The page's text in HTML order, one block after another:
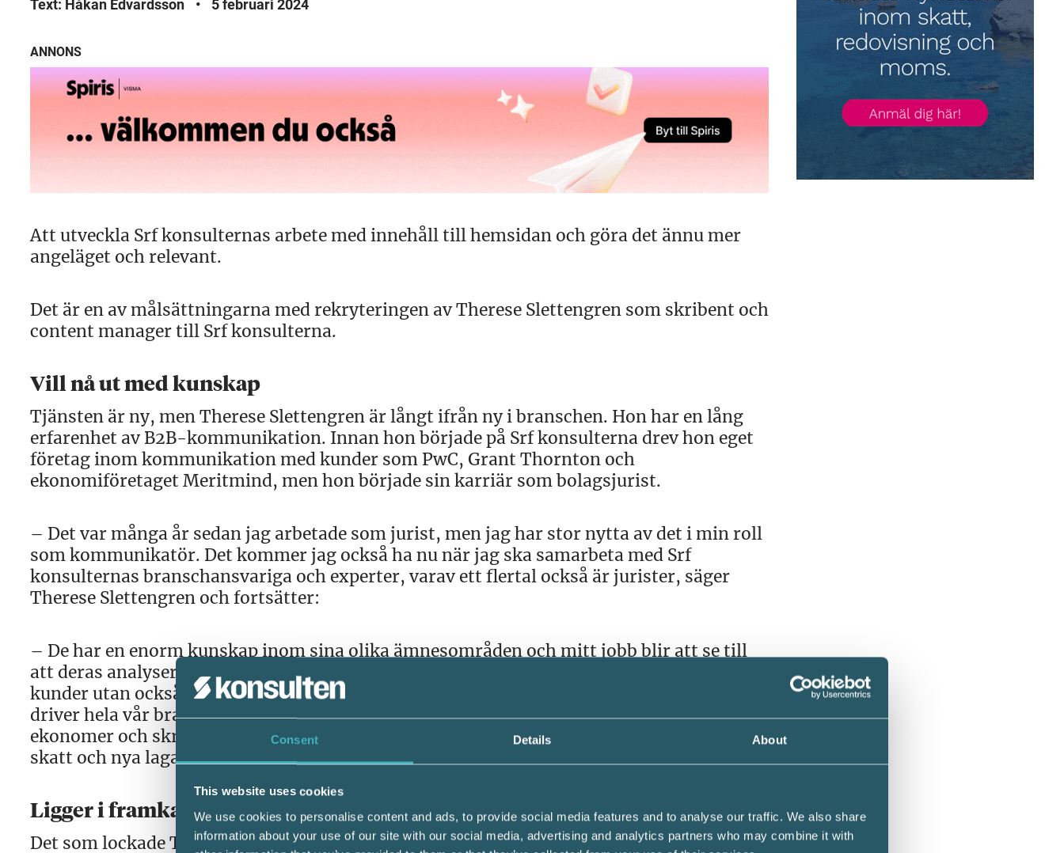
Consent Details About
This website uses cookies
We use cookies to personalise content and ads, to provide social media features and to analyse our traffic. We also share
information about your use of our site with our social media, advertising and analytics partners who may combine it with
Text: Håkan Edvardsson • 5 februari 2024
ANNONS
Att utveckla Srf konsulternas arbete med innehåll till hemsidan och göra det ännu mer
angeläget och relevant.
Det är en av målsättningarna med rekryteringen av Therese Slettengren som skribent och
content manager till Srf konsulterna.
Vill nå ut med kunskap
Tjänsten är ny, men Therese Slettengren är långt ifrån ny i branschen. Hon har en lång
erfarenhet av B2B-kommunikation. Innan hon började på Srf konsulterna drev hon eget
företag inom kommunikation med kunder som PwC, Grant Thornton och
ekonomiföretaget Meritmind, men hon började sin karriär som bolagsjurist.
– Det var många år sedan jag arbetade som jurist, men jag har stor nytta av det i min roll
som kommunikatör. Det kommer jag också ha nu när jag ska samarbeta med Srf
konsulternas branschansvariga och experter, varav ett flertal också är jurister, säger
Therese Slettengren och fortsätter:
– De har en enorm kunskap inom sina olika ämnesområden och mitt jobb blir att se till
att deras analyser och insikter når ut på bästa sätt. Inte bara till våra medlemmar och
kunder utan också till myndigheter, politiker och andra intressenter som är med och
driver hela vår bransch framåt. Det är något av min specialitet att intervjua jurister och
ekonomer och skriva enkelt och engagerande om komplicerade ämnen som till exempel
skatt och nya lagar.
Ligger i framkant
Det som lockade Therese Slettengren till arbetet som skribent och content manager på